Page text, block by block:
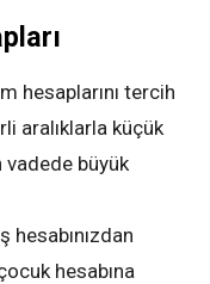
hesaplarını tercih
aralıklarla küçük
büyük
hesabınızdan
hesabına